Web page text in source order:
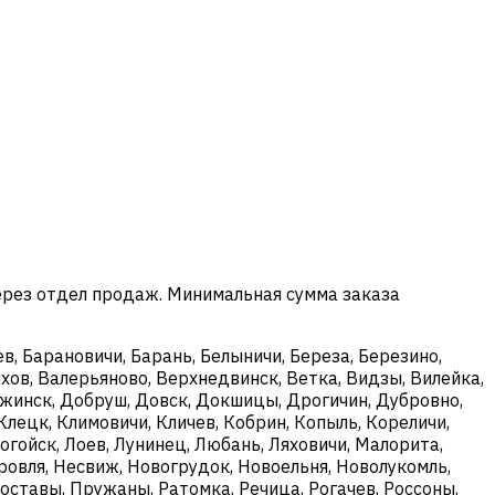
отдел продаж. Минимальная сумма заказа
Барановичи, Барань, Белыничи, Береза, Березино,
Валерьяново, Верхнедвинск, Ветка, Видзы, Вилейка,
Добруш, Довск, Докшицы, Дрогичин, Дубровно,
Климовичи, Кличев, Кобрин, Копыль, Кореличи,
Лоев, Лунинец, Любань, Ляховичи, Малорита,
Несвиж, Новогрудок, Новоельня, Новолукомль,
Пружаны, Ратомка, Речица, Рогачев, Россоны,